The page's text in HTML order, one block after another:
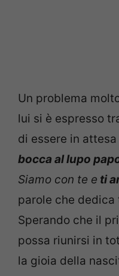
Un problema
lui si è espresso
di essere in attesa
bocca al lupo
Siamo con te e ti
parole che dedica
Sperando che il
possa riunirsi in
la gioia della